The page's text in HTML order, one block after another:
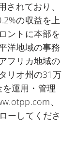
されており、
の収益を上
ントに本部を
洋地域の事務
フリカ地域の
リオ州の31万
運用・管理
、
ーしてくださ